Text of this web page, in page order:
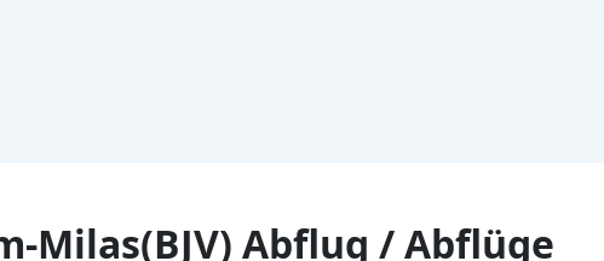
Milas(BJV) Abflug / Abflüge